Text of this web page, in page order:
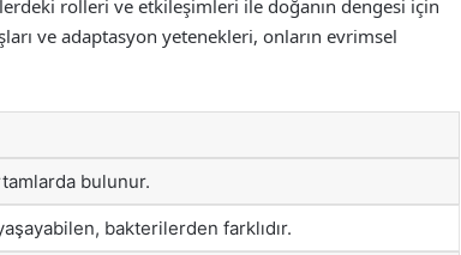
rolleri ve etkileşimleri ile doğanın dengesi için
ve adaptasyon yetenekleri, onların evrimsel
bulunur.
bakterilerden farklıdır.